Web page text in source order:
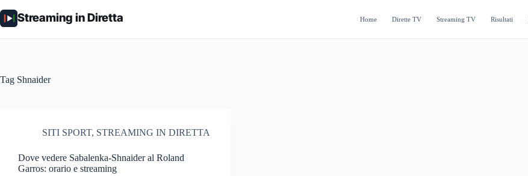
al
contenuto
Streaming in Diretta Home Dirette TV Streaming TV Risultati
Tag Shnaider
SITI SPORT, STREAMING IN DIRETTA
Dove vedere Sabalenka-Shnaider al Roland
Garros: orario e streaming